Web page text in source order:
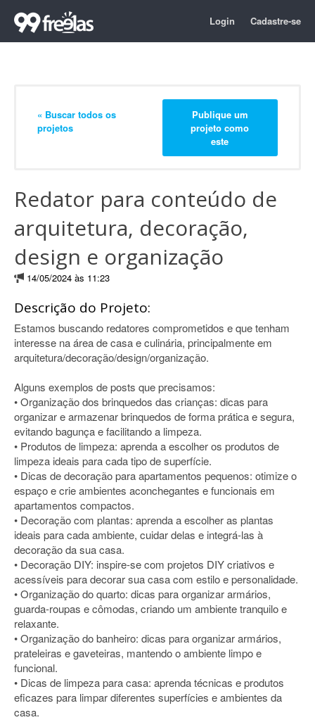
Login Cadastre-se
« Buscar todos os
projetos
Publique um
projeto como
este
Redator para conteúdo de
arquitetura, decoração,
design e organização
14/05/2024 às 11:23
Descrição do Projeto:
Estamos buscando redatores comprometidos e que tenham
interesse na área de casa e culinária, principalmente em
arquitetura/decoração/design/organização.
Alguns exemplos de posts que precisamos:
• Organização dos brinquedos das crianças: dicas para
organizar e armazenar brinquedos de forma prática e segura,
evitando bagunça e facilitando a limpeza.
• Produtos de limpeza: aprenda a escolher os produtos de
limpeza ideais para cada tipo de superfície.
• Dicas de decoração para apartamentos pequenos: otimize o
espaço e crie ambientes aconchegantes e funcionais em
apartamentos compactos.
• Decoração com plantas: aprenda a escolher as plantas
ideais para cada ambiente, cuidar delas e integrá-las à
decoração da sua casa.
• Decoração DIY: inspire-se com projetos DIY criativos e
acessíveis para decorar sua casa com estilo e personalidade.
• Organização do quarto: dicas para organizar armários,
guarda-roupas e cômodas, criando um ambiente tranquilo e
relaxante.
• Organização do banheiro: dicas para organizar armários,
prateleiras e gaveteiras, mantendo o ambiente limpo e
funcional.
• Dicas de limpeza para casa: aprenda técnicas e produtos
eficazes para limpar diferentes superfícies e ambientes da
casa.